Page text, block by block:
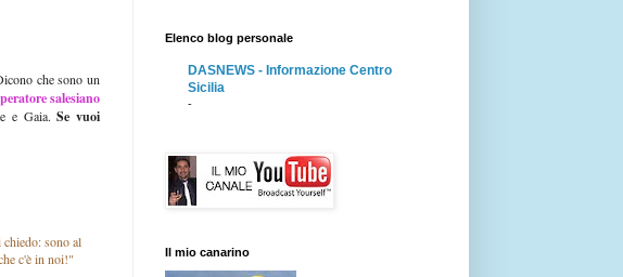
che sono un
salesiano
e Gaia.Se vuoi
sono al
c'è in noi!"
Elenco blog personale
DASNEWS - Informazione Centro
Sicilia
-
Il mio canarino